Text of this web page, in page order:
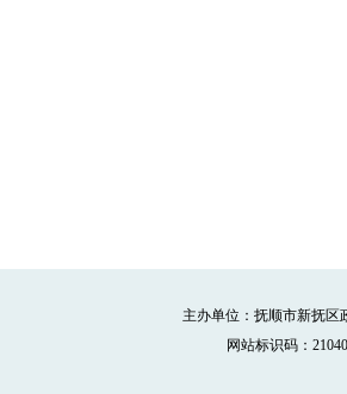
主办单位：抚顺市新抚
网站标识码：